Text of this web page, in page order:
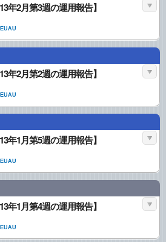
年2月第3週の運用報告】
年2月第2週の運用報告】
年1月第5週の運用報告】
年1月第4週の運用報告】